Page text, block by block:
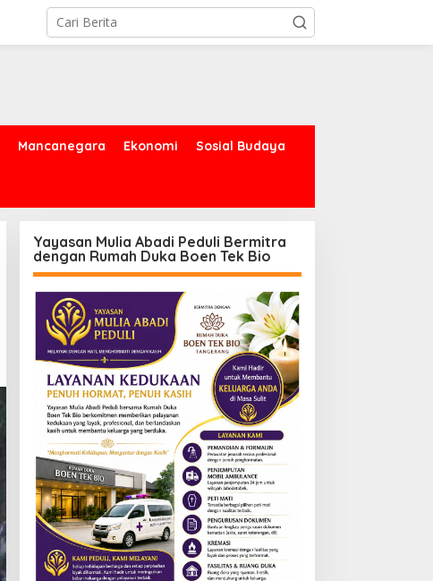
Mancanegara Ekonomi Sosial Budaya
Yayasan Mulia Abadi Peduli Bermitra
dengan Rumah Duka Boen Tek Bio